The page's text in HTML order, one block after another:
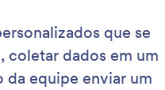
que se
coletar dados em um
da equipe enviar um